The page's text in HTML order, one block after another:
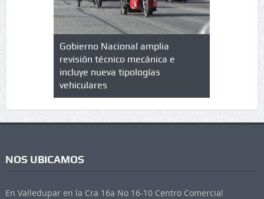
de
en
Gobierno Nacional amplia
revisión técnico mecánica e
incluye nueva tipologías
vehiculares
Qué es
cuáles
NOS UBICAMOS
En Valledupar en la Cra 16a No 16-10 Centro Comercial